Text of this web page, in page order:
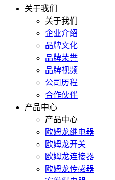
关于我们
关于我们
企业介绍
品牌文化
品牌荣誉
品牌视频
公司历程
合作伙伴
产品中心
产品中心
欧姆龙继电器
欧姆龙开关
欧姆龙连接器
欧姆龙传感器